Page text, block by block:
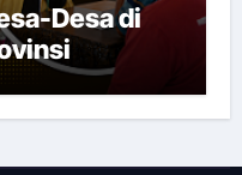
Desa di